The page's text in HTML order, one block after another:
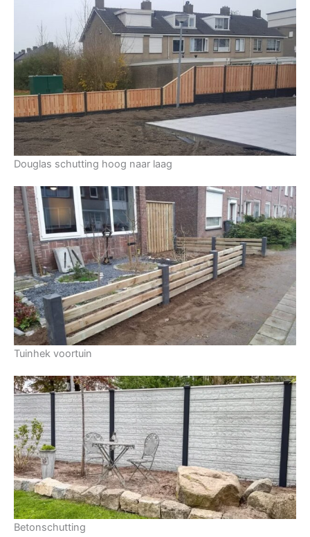
Douglas schutting hoog naar laag
Tuinhek voortuin
Betonschutting